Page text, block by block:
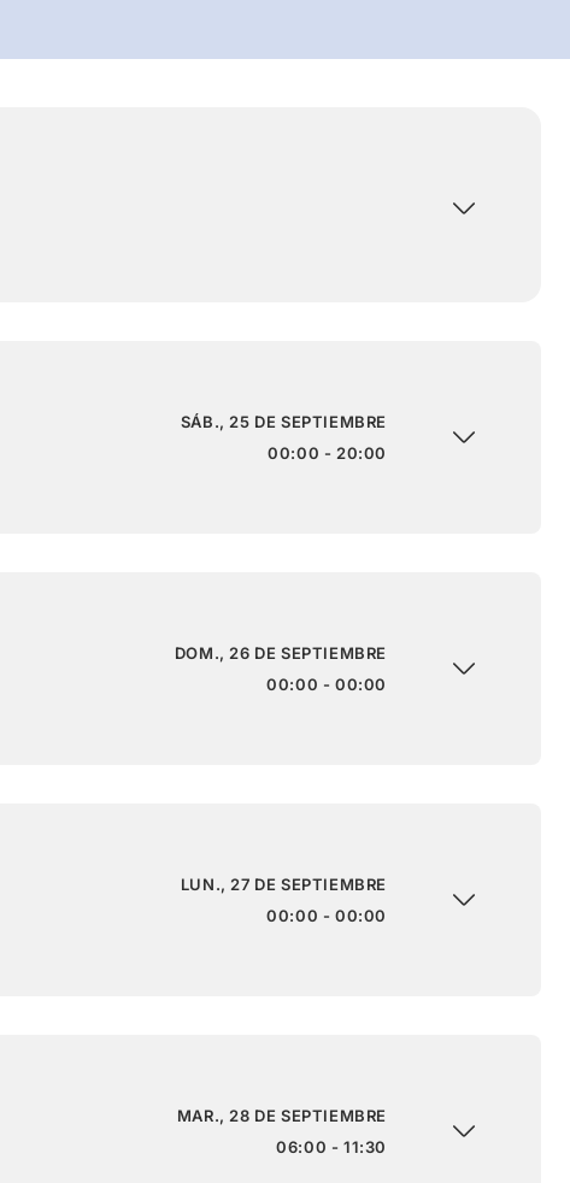
SÁB., 25 DE SEPTIEMBRE
00:00 - 20:00
DOM., 26 DE SEPTIEMBRE
00:00 - 00:00
LUN., 27 DE SEPTIEMBRE
00:00 - 00:00
MAR., 28 DE SEPTIEMBRE
06:00 - 11:30